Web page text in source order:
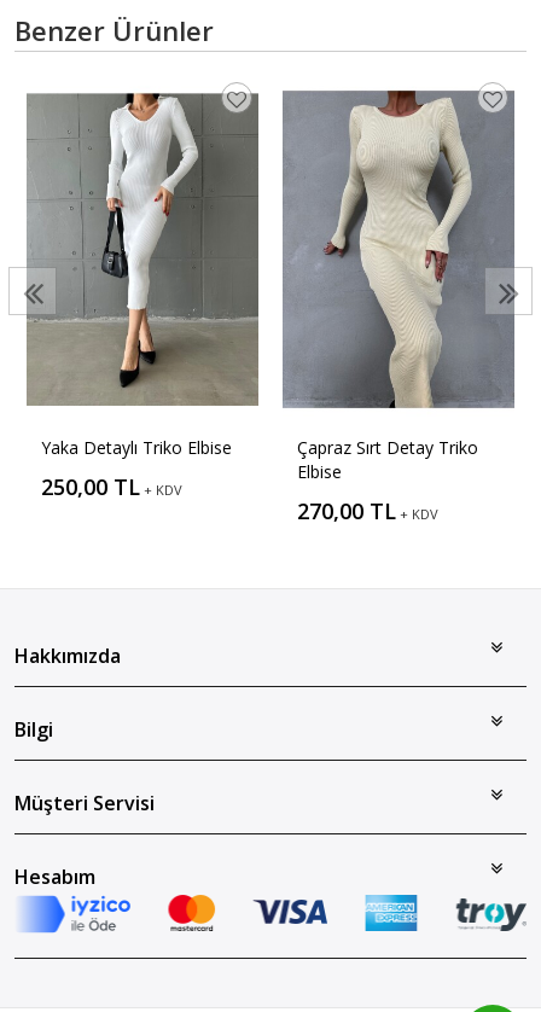
Benzer Ürünler
Yaka Detaylı Triko Elbise
250,00 TL + KDV
Çapraz Sırt Detay Triko
Elbise
270,00 TL + KDV
Hakkımızda
Bilgi
Müşteri Servisi
Hesabım